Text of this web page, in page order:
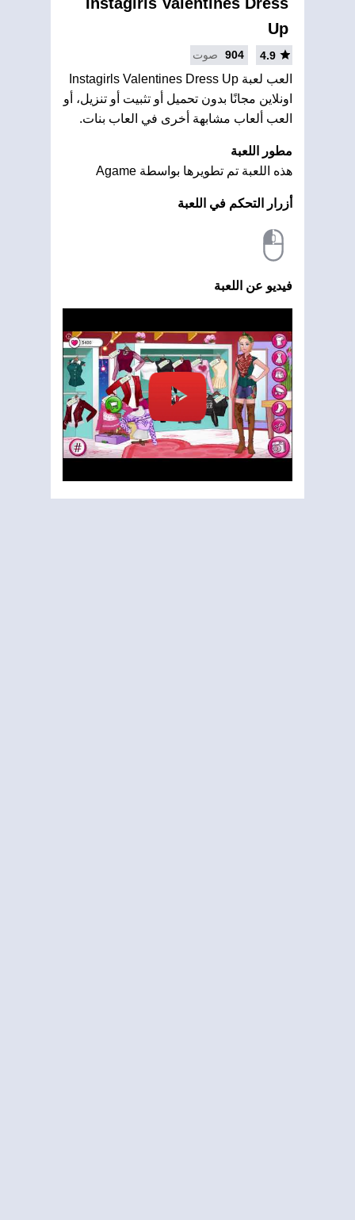
Up
4.9
904 صوت
العب لعبة Instagirls Valentines Dress Up
اونلاين مجانًا بدون تحميل أو تثبيت أو تنزيل، أو
العب ألعاب مشابهة أخرى في العاب بنات.
مطور اللعبة
هذه اللعبة تم تطويرها بواسطة Agame
أزرار التحكم في اللعبة
فيديو عن اللعبة